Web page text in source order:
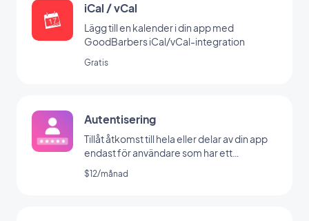
iCal / vCal
Lägg till en kalender i din app med
GoodBarbers iCal/vCal-integration
Gratis
Autentisering
Tillåt åtkomst till hela eller delar av din app
endast för användare som har ett
användarnamn/lösenord
$12/månad